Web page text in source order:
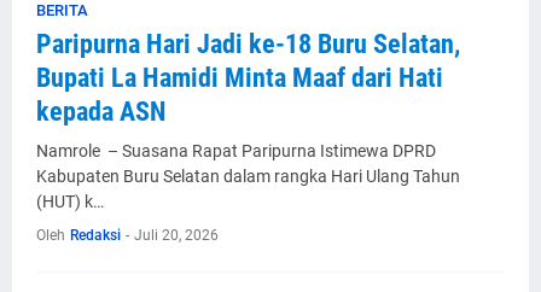
BERITA
Paripurna Hari Jadi ke-18 Buru Selatan,
Bupati La Hamidi Minta Maaf dari Hati
kepada ASN
Namrole – Suasana Rapat Paripurna Istimewa DPRD
Kabupaten Buru Selatan dalam rangka Hari Ulang Tahun
(HUT) k…
Oleh Redaksi - Juli 20, 2026